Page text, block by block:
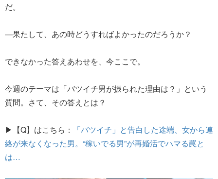
だ。
—果たして、あの時どうすればよかったのだろうか？
できなかった答えあわせを、今ここで。
今週のテーマは「バツイチ男が振られた理由は？」という
質問。さて、その答えとは？
▶【Q】はこちら：
「バツイチ」と告白した途端、女から連
絡が来なくなった男。“稼いでる男”が再婚活でハマる罠と
は…